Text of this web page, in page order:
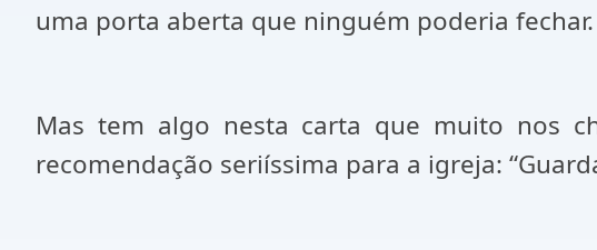
uma porta aberta que ninguém poderia fechar.
Mas tem algo nesta carta que muito nos
recomendação seriíssima para a igreja: